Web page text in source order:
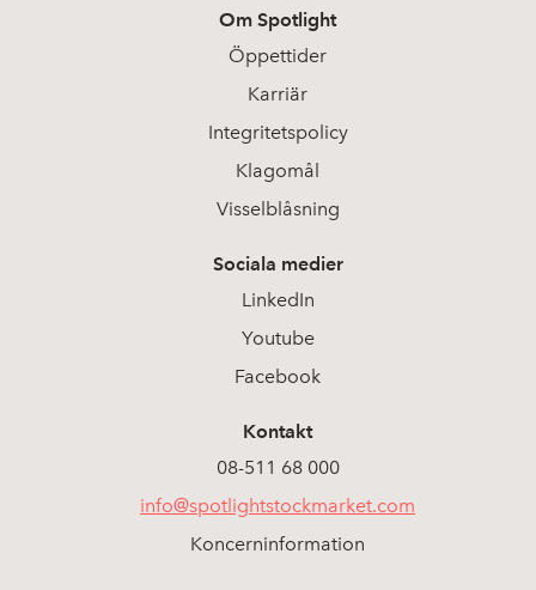
Om Spotlight
Öppettider
Karriär
Integritetspolicy
Klagomål
Visselblåsning
Sociala medier
LinkedIn
Youtube
Facebook
Kontakt
08-511 68 000
info@spotlightstockmarket.com
Koncerninformation